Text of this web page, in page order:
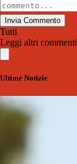
Invia Commento
Tutti
Leggi altri commenti
Ultime Notizie